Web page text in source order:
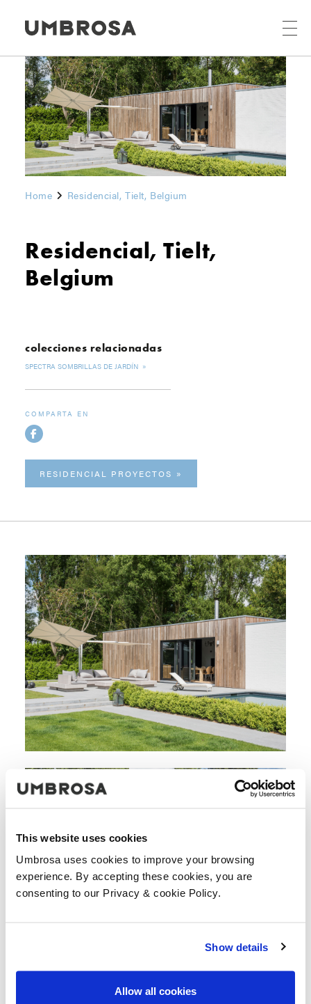
This website uses cookies
Umbrosa uses cookies to improve your browsing
experience. By accepting these cookies, you are
consenting to our Privacy & cookie Policy.
Show details
Allow all cookies
Home Residencial, Tielt, Belgium
Residencial, Tielt,
Belgium
colecciones relacionadas
SPECTRA SOMBRILLAS DE JARDÍN
COMPARTA EN
RESIDENCIAL PROYECTOS